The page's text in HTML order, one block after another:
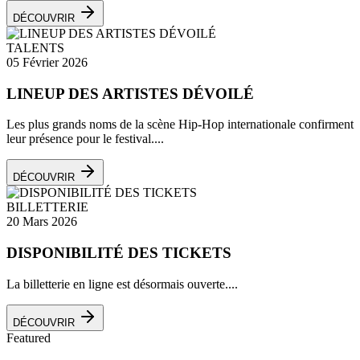
DÉCOUVRIR
TALENTS
05 Février 2026
LINEUP DES ARTISTES DÉVOILÉ
Les plus grands noms de la scène Hip-Hop internationale confirment
leur présence pour le festival....
DÉCOUVRIR
BILLETTERIE
20 Mars 2026
DISPONIBILITÉ DES TICKETS
La billetterie en ligne est désormais ouverte....
DÉCOUVRIR
Featured